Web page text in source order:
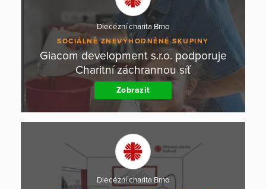
Diecézní charita Brno
SOCIÁLNĚ ZNEVÝHODNĚNÉ SKUPINY
Giacom development s.r.o. podporuje
Charitní záchrannou síť
Zobrazit
Diecézní charita Brno